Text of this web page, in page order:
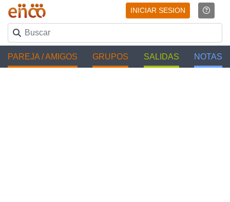
INICIAR SESION
PAREJA / AMIGOS GRUPOS SALIDAS NOTAS